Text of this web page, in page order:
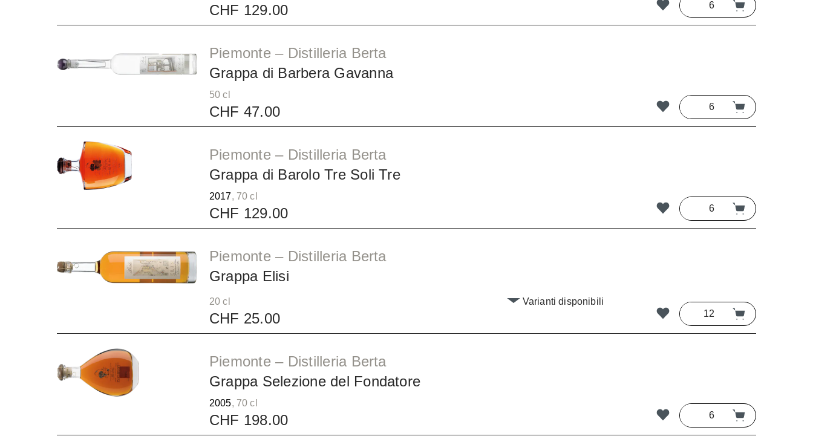
CHF 129.00
Piemonte – Distilleria Berta
Grappa di Barbera Gavanna
50 cl
CHF 47.00
Piemonte – Distilleria Berta
Grappa di Barolo Tre Soli Tre
2017, 70 cl
CHF 129.00
Piemonte – Distilleria Berta
Grappa Elisi
20 cl Varianti disponibili
CHF 25.00
Piemonte – Distilleria Berta
Grappa Selezione del Fondatore
2005, 70 cl
CHF 198.00